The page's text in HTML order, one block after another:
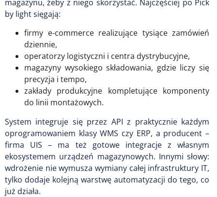
magazynu, żeby z niego skorzystać. Najczęściej po Pick
by light sięgają:
firmy e-commerce realizujące tysiące zamówień
dziennie,
operatorzy logistyczni i centra dystrybucyjne,
magazyny wysokiego składowania, gdzie liczy się
precyzja i tempo,
zakłady produkcyjne kompletujące komponenty
do linii montażowych.
System integruje się przez API z praktycznie każdym
oprogramowaniem klasy WMS czy ERP, a producent –
firma UIS – ma też gotowe integracje z własnym
ekosystemem urządzeń magazynowych. Innymi słowy:
wdrożenie nie wymusza wymiany całej infrastruktury IT,
tylko dodaje kolejną warstwę automatyzacji do tego, co
już działa.